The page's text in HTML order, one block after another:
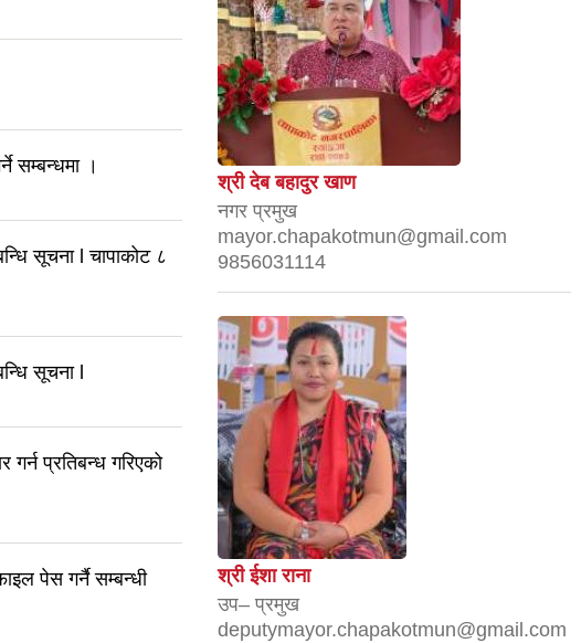
सम्बन्धमा ।
सूचना l चापाकोट ८
सूचना l
प्रतिबन्ध गरिएको
पेस गर्नै सम्बन्धी
श्री देब बहादुर खाण
नगर प्रमुख
mayor.chapakotmun@gmail.com
9856031114
श्री ईशा राना
उप– प्रमुख
deputymayor.chapakotmun@gmail.com